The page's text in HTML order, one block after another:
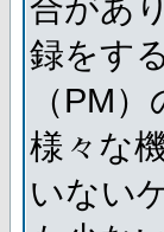
合があ
録をす
（PM
様々な
いない